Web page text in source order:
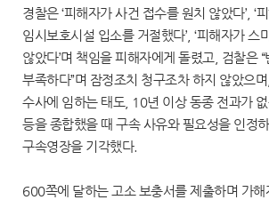
경찰은 ‘피해자가 사건 접수를 원치 않았다’, ‘
임시보호시설 입소를 거절했다’, ‘피해자가 스
않았다’며 책임을 피해자에게 돌렸고, 검찰은 “
부족하다”며 잠정조치 청구조차 하지 않았으
수사에 임하는 태도, 10년 이상 동종 전과가
등을 종합했을 때 구속 사유와 필요성을 인정
구속영장을 기각했다.
600쪽에 달하는 고소 보충서를 제출하며 가해